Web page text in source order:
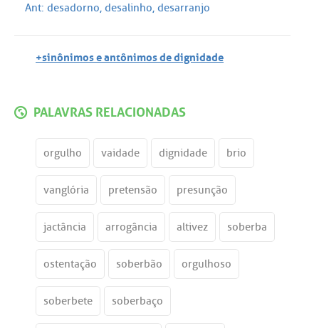
Ant: desadorno, desalinho, desarranjo
+sinônimos e antônimos de dignidade
PALAVRAS RELACIONADAS
orgulho vaidade dignidade brio
vanglória pretensão presunção
jactância arrogância altivez soberba
ostentação soberbão orgulhoso
soberbete soberbaço